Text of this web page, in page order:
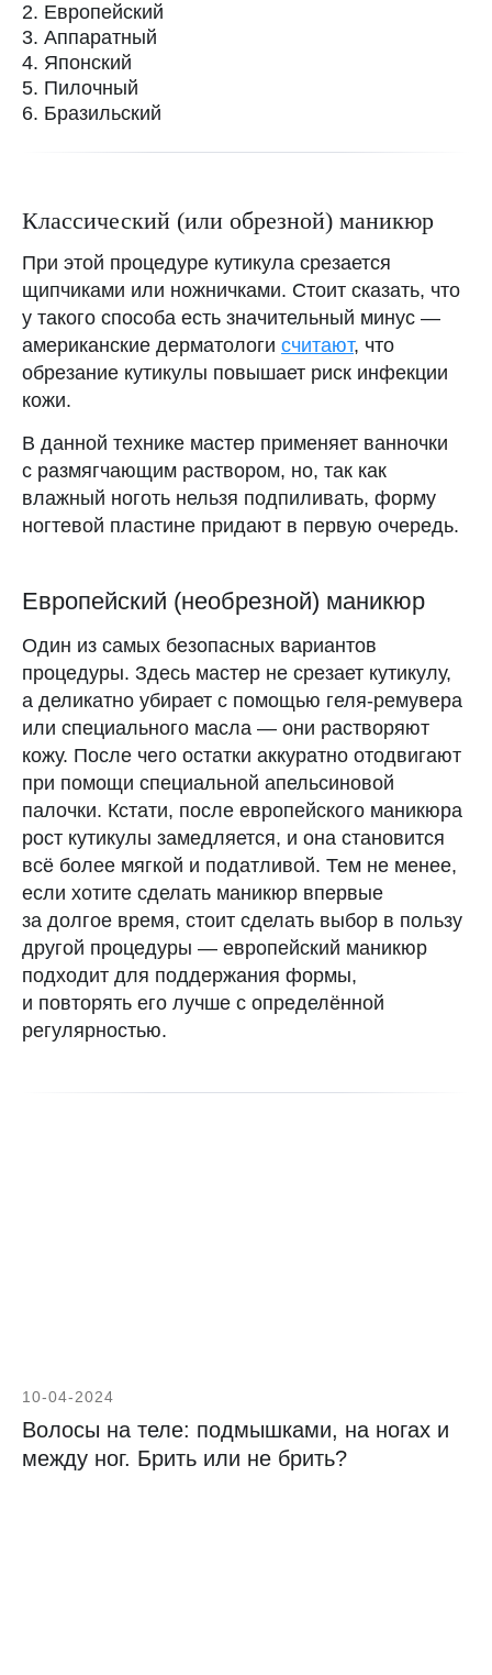
2. Европейский
3. Аппаратный
4. Японский
5. Пилочный
6. Бразильский
Классический (или обрезной) маникюр
При этой процедуре кутикула срезается
щипчиками или ножничками. Стоит сказать, что
у такого способа есть значительный минус —
американские дерматологи считают, что
обрезание кутикулы повышает риск инфекции
кожи.
В данной технике мастер применяет ванночки
с размягчающим раствором, но, так как
влажный ноготь нельзя подпиливать, форму
ногтевой пластине придают в первую очередь.
Европейский (необрезной) маникюр
Один из самых безопасных вариантов
процедуры. Здесь мастер не срезает кутикулу,
а деликатно убирает с помощью геля-ремувера
или специального масла — они растворяют
кожу. После чего остатки аккуратно отодвигают
при помощи специальной апельсиновой
палочки. Кстати, после европейского маникюра
рост кутикулы замедляется, и она становится
всё более мягкой и податливой. Тем не менее,
если хотите сделать маникюр впервые
за долгое время, стоит сделать выбор в пользу
другой процедуры — европейский маникюр
подходит для поддержания формы,
и повторять его лучше с определённой
регулярностью.
10-04-2024
Волосы на теле: подмышками, на ногах и
между ног. Брить или не брить?